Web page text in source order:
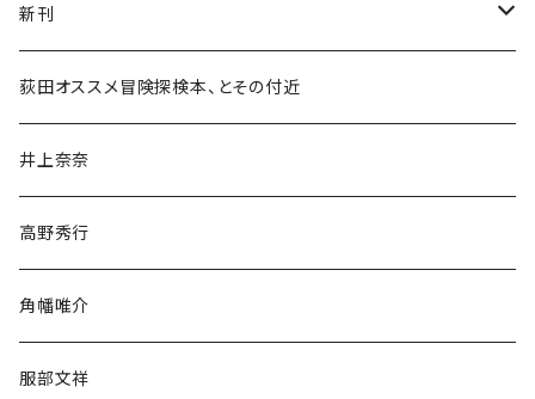
新刊
和書
文学・小説・物語
随筆・ノンフィクション・その他
荻田オススメ冒険探検本、とその付近
井上奈奈
高野秀行
角幡唯介
服部文祥